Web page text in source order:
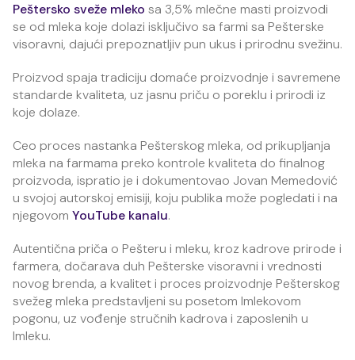
Peštersko sveže mleko sa 3,5% mlečne masti proizvodi
se od mleka koje dolazi isključivo sa farmi sa Pešterske
visoravni, dajući prepoznatljiv pun ukus i prirodnu svežinu.
Proizvod spaja tradiciju domaće proizvodnje i savremene
standarde kvaliteta, uz jasnu priču o poreklu i prirodi iz
koje dolaze.
Ceo proces nastanka Pešterskog mleka, od prikupljanja
mleka na farmama preko kontrole kvaliteta do finalnog
proizvoda, ispratio je i dokumentovao Jovan Memedović
u svojoj autorskoj emisiji, koju publika može pogledati i na
njegovom YouTube kanalu.
Autentična priča o Pešteru i mleku, kroz kadrove prirode i
farmera, dočarava duh Pešterske visoravni i vrednosti
novog brenda, a kvalitet i proces proizvodnje Pešterskog
svežeg mleka predstavljeni su posetom Imlekovom
pogonu, uz vođenje stručnih kadrova i zaposlenih u
Imleku.